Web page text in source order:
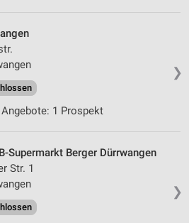
❯
Angebote: 1 Prospekt
❯
Supermarkt Berger Dürrwangen
Str. 1